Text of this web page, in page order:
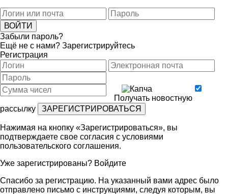
Забыли пароль?
Ещё не с нами? Зарегистрируйтесь
Регистрация
Получать новостную
рассылку
Нажимая на кнопку «Зарегистрироваться», вы
подтверждаете свое согласия с условиями
пользовательского соглашения.
Уже зарегистрированы? Войдите
Спасибо за регистрацию. На указанный вами адрес было
отправлено письмо с инструкциями, следуя которым, вы